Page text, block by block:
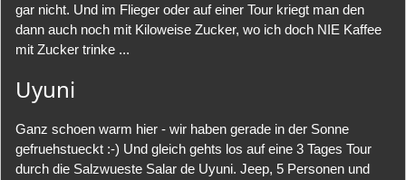
gar nicht. Und im Flieger oder auf einer Tour kriegt man den
dann auch noch mit Kiloweise Zucker, wo ich doch NIE Kaffee
mit Zucker trinke ...
Uyuni
Ganz schoen warm hier - wir haben gerade in der Sonne
gefruehstueckt :-) Und gleich gehts los auf eine 3 Tages Tour
durch die Salzwueste Salar de Uyuni. Jeep, 5 Personen und